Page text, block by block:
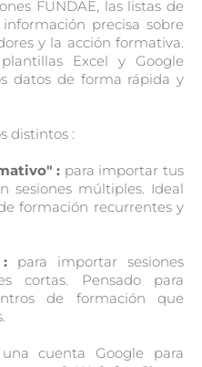
FUNDAE, las listas de
precisa sobre
y la acción formativa.
Excel y Google
datos de forma rápida y
distintos :
: para importar tus
sesiones múltiples. Ideal
formación recurrentes y
para importar sesiones
cortas. Pensado para
de formación que
cuenta Google para